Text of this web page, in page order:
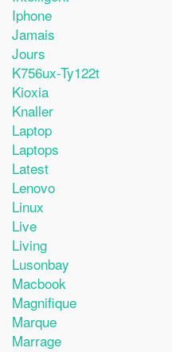
Iphone
Jamais
Jours
K756ux-Ty122t
Kioxia
Knaller
Laptop
Laptops
Latest
Lenovo
Linux
Live
Living
Lusonbay
Macbook
Magnifique
Marque
Marrage